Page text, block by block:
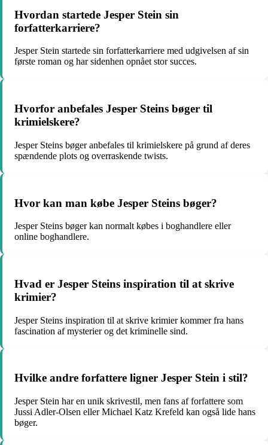
Hvordan startede Jesper Stein sin
forfatterkarriere?
Jesper Stein startede sin forfatterkarriere med udgivelsen af sin
første roman og har sidenhen opnået stor succes.
Hvorfor anbefales Jesper Steins bøger til
krimielskere?
Jesper Steins bøger anbefales til krimielskere på grund af deres
spændende plots og overraskende twists.
Hvor kan man købe Jesper Steins bøger?
Jesper Steins bøger kan normalt købes i boghandlere eller
online boghandlere.
Hvad er Jesper Steins inspiration til at skrive
krimier?
Jesper Steins inspiration til at skrive krimier kommer fra hans
fascination af mysterier og det kriminelle sind.
Hvilke andre forfattere ligner Jesper Stein i stil?
Jesper Stein har en unik skrivestil, men fans af forfattere som
Jussi Adler-Olsen eller Michael Katz Krefeld kan også lide hans
bøger.